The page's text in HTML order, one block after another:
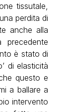
tissutale,
perdita di
anche alla
precedente
è stato di
di elasticità
questo e
a ballare a
intervento